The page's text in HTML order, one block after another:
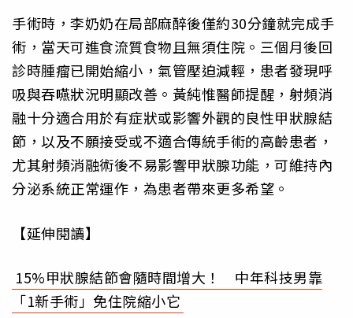
手術時，李奶奶在局部麻醉後僅約30分鐘就完成手
術，當天可進食流質食物且無須住院。三個月後回
診時腫瘤已開始縮小，氣管壓迫減輕，患者發現呼
吸與吞嚥狀況明顯改善。黃純惟醫師提醒，射頻消
融十分適合用於有症狀或影響外觀的良性甲狀腺結
節，以及不願接受或不適合傳統手術的高齡患者，
尤其射頻消融術後不易影響甲狀腺功能，可維持內
分泌系統正常運作，為患者帶來更多希望。
【延伸閱讀】
15%甲狀腺結節會隨時間增大！ 中年科技男靠
「1新手術」免住院縮小它